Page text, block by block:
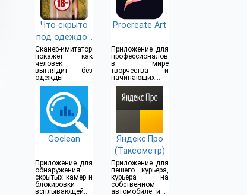
Что скрыто
под одеждой
(18+)
Сканер-имитатор
покажет как
человек
выглядит без
одежды
Procreate Art
Приложение для
профессионалов
в мире
творчества и
начинающих
художников
Goclean
Приложение для
обнаружения
скрытых камер и
блокировки
всплывающей
Яндекс.Про
(Таксометр)
Приложение для
пешего курьера,
курьера на
собственном
автомобиле или